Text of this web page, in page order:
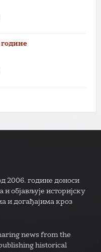
2006. године доноси
објављује историјску
и догађајима кроз
news from the
historical